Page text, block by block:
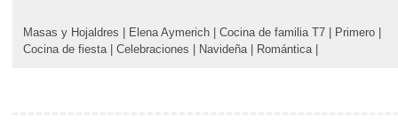
Masas y Hojaldres Elena Aymerich Cocina de familia T7 Primero
Cocina de fiesta
Celebraciones Navideña Romántica